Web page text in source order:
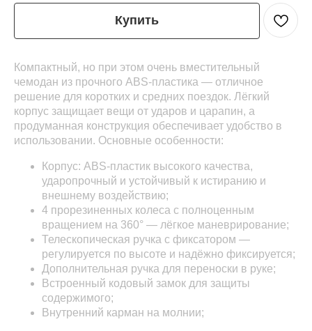
Купить
Компактный, но при этом очень вместительный
чемодан из прочного ABS-пластика — отличное
решение для коротких и средних поездок. Лёгкий
корпус защищает вещи от ударов и царапин, а
продуманная конструкция обеспечивает удобство в
использовании. Основные особенности:
Корпус: ABS-пластик высокого качества,
ударопрочный и устойчивый к истиранию и
внешнему воздействию;
4 прорезиненных колеса с полноценным
вращением на 360° — лёгкое маневрирование;
Телескопическая ручка с фиксатором —
регулируется по высоте и надёжно фиксируется;
Дополнительная ручка для переноски в руке;
Встроенный кодовый замок для защиты
содержимого;
Внутренний карман на молнии;